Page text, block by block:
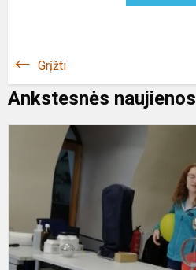
Grįžti
Ankstesnės naujienos